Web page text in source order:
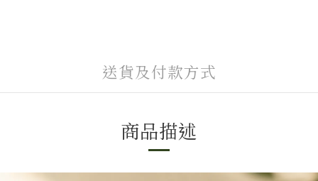
送貨及付款方式
商品描述